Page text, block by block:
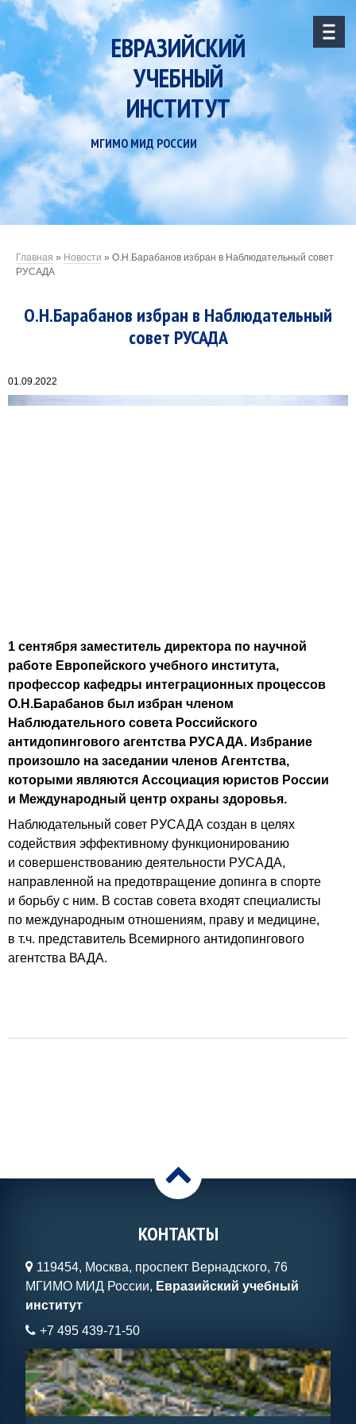
ЕВРАЗИЙСКИЙ
УЧЕБНЫЙ
ИНСТИТУТ
МГИМО МИД РОССИИ
Главная » Новости » О.Н.Барабанов избран в Наблюдательный совет
РУСАДА
О.Н.Барабанов избран в Наблюдательный
совет РУСАДА
01.09.2022
1 сентября заместитель директора по научной
работе Европейского учебного института,
профессор кафедры интеграционных процессов
О.Н.Барабанов был избран членом
Наблюдательного совета Российского
антидопингового агентства РУСАДА. Избрание
произошло на заседании членов Агентства,
которыми являются Ассоциация юристов России
и Международный центр охраны здоровья.
Наблюдательный совет РУСАДА создан в целях
содействия эффективному функционированию
и совершенствованию деятельности РУСАДА,
направленной на предотвращение допинга в спорте
и борьбу с ним. В состав совета входят специалисты
по международным отношениям, праву и медицине,
в т.ч. представитель Всемирного антидопингового
агентства ВАДА.
>
КОНТАКТЫ
119454, Москва, проспект Вернадского, 76
МГИМО МИД России, Евразийский учебный
институт
+7 495 439-71-50